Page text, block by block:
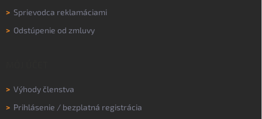
> Sprievodca reklamáciami
> Odstúpenie od zmluvy
> Výhody členstva
> Prihlásenie / bezplatná registrácia